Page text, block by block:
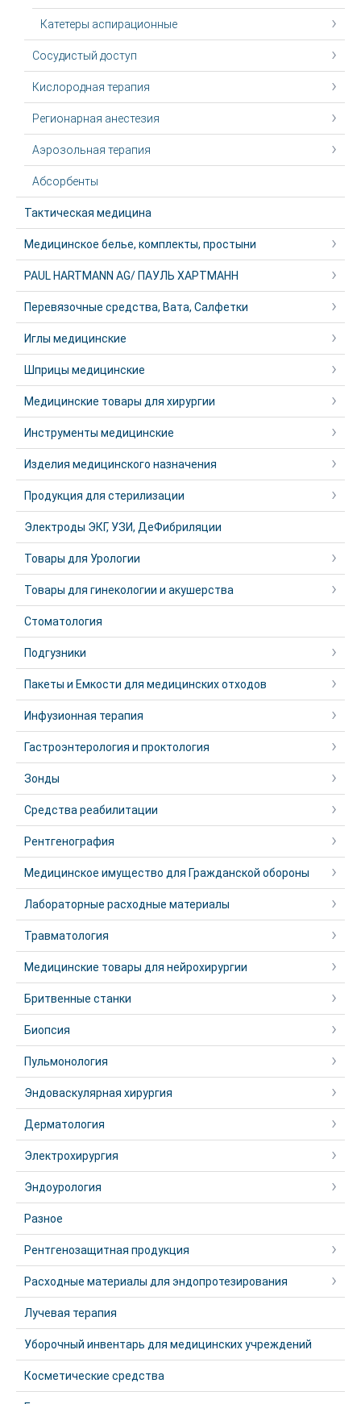
Катетеры аспирационные
Сосудистый доступ
Кислородная терапия
Регионарная анестезия
Аэрозольная терапия
Абсорбенты
Тактическая медицина
Медицинское белье, комплекты, простыни
PAUL HARTMANN AG/ ПАУЛЬ ХАРТМАНН
Перевязочные средства, Вата, Салфетки
Иглы медицинские
Шприцы медицинские
Медицинские товары для хирургии
Инструменты медицинские
Изделия медицинского назначения
Продукция для стерилизации
Электроды ЭКГ, УЗИ, ДеФибриляции
Товары для Урологии
Товары для гинекологии и акушерства
Стоматология
Подгузники
Пакеты и Емкости для медицинских отходов
Инфузионная терапия
Гастроэнтерология и проктология
Зонды
Средства реабилитации
Рентгенография
Медицинское имущество для Гражданской обороны
Лабораторные расходные материалы
Травматология
Медицинские товары для нейрохирургии
Бритвенные станки
Биопсия
Пульмонология
Эндоваскулярная хирургия
Дерматология
Электрохирургия
Эндоурология
Разное
Рентгенозащитная продукция
Расходные материалы для эндопротезирования
Лучевая терапия
Уборочный инвентарь для медицинских учреждений
Косметические средства